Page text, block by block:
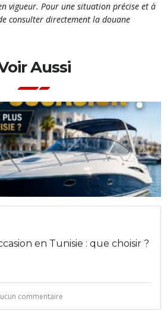
vigueur. Pour une situation précise et à
consulter directement la douane
Aussi
en Tunisie : que choisir ?
commentaire